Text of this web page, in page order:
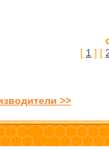
[ 1 ] [
>>